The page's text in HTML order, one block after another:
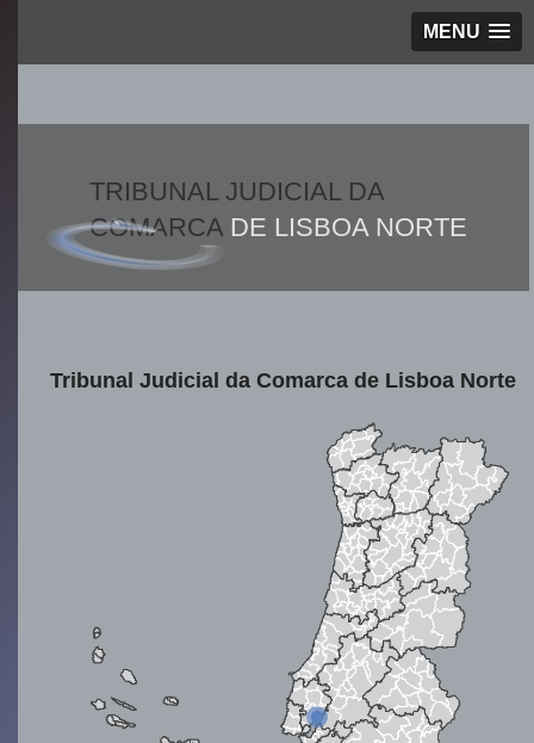
MENU
TRIBUNAL JUDICIAL DA
COMARCADE LISBOA NORTE
Tribunal Judicial da Comarca de Lisboa Norte